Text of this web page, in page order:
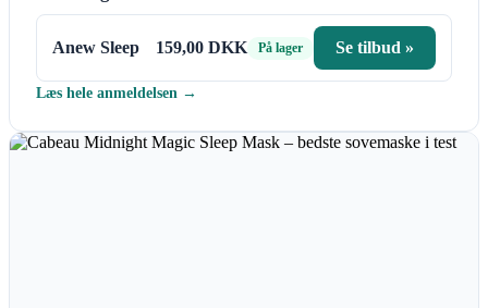
Anew Sleep 159,00 DKK På lager Se tilbud »
Læs hele anmeldelsen →